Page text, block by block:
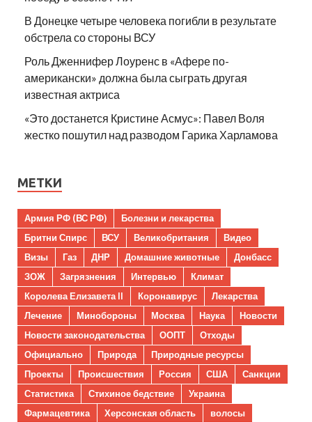
В Донецке четыре человека погибли в результате
обстрела со стороны ВСУ
Роль Дженнифер Лоуренс в «Афере по-
американски» должна была сыграть другая
известная актриса
«Это достанется Кристине Асмус»: Павел Воля
жестко пошутил над разводом Гарика Харламова
МЕТКИ
Армия РФ (ВС РФ)
Болезни и лекарства
Бритни Спирс
ВСУ Великобритания
Видео
Визы
Газ ДНР Домашние животные
Донбасс
ЗОЖ
Загрязнения Интервью
Климат
Королева Елизавета II
Коронавирус
Лекарства
Лечение
Минобороны Москва Наука
Новости
Новости законодательства
ООПТ
Отходы
Официально
Природа
Природные ресурсы
Проекты
Происшествия Россия США
Санкции
Статистика
Стихиное бедствие
Украина
Фармацевтика
Херсонская область
волосы